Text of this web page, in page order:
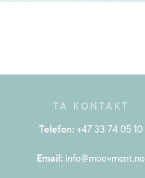
TA KONTAKT
Telefon:+47 33 74 05 10
Email: info@moovment.no